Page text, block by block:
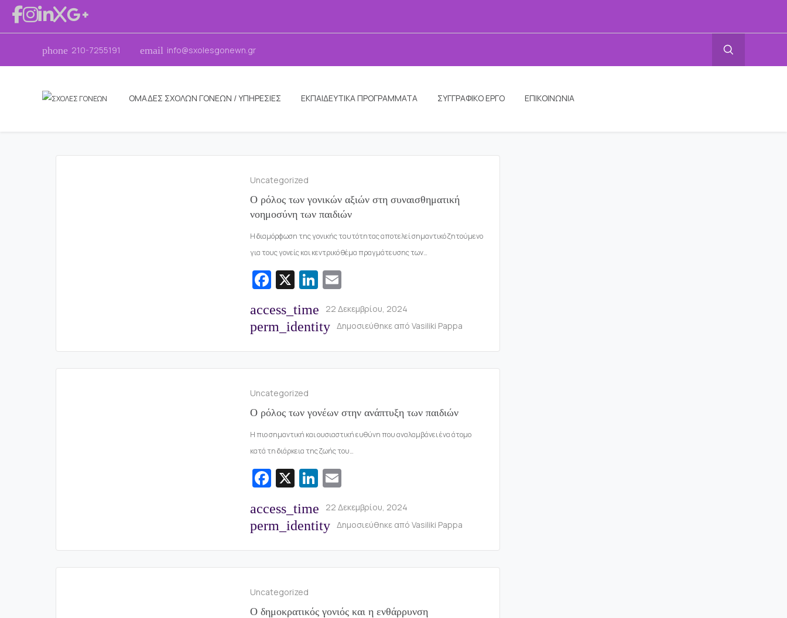
phone 210-7255191 email info@sxolesgonewn.gr
ΟΜΑΔΕΣ ΣΧΟΛΩΝ ΓΟΝΕΩΝ / ΥΠΗΡΕΣΙΕΣ ΕΚΠΑΙΔΕΥΤΙΚΑ ΠΡΟΓΡΑΜΜΑΤΑ ΣΥΓΓΡΑΦΙΚΟ ΕΡΓΟ ΕΠΙΚΟΙΝΩΝΙΑ
Uncategorized
Ο ρόλος των γονικών αξιών στη συναισθηματική
νοημοσύνη των παιδιών
Η διαμόρφωση της γονικής ταυτότητας αποτελεί σημαντικό ζητούμενο
για τους γονείς και κεντρικό θέμα πραγμάτευσης των…
Fa
e
b
o
o
k
X Li
k
e
dI
n
E
ai
l
access_time 22 Δεκεμβρίου, 2024
perm_identity Δημοσιεύθηκε από Vasiliki Pappa
Uncategorized
Ο ρόλος των γονέων στην ανάπτυξη των παιδιών
Η πιο σημαντική και ουσιαστική ευθύνη που αναλαμβάνει ένα άτομο
κατά τη διάρκεια της ζωής του…
Fa
e
b
o
o
k
X Li
k
e
dI
n
E
ai
l
access_time 22 Δεκεμβρίου, 2024
perm_identity Δημοσιεύθηκε από Vasiliki Pappa
Uncategorized
Ο δημοκρατικός γονιός και η ενθάρρυνση